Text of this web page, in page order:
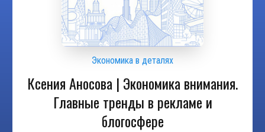
Экономика в деталях
Ксения Аносова | Экономика внимания.
Главные тренды в рекламе и
блогосфере